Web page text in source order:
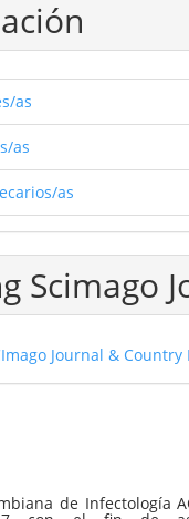
as
as
as
Scimago
de Infectología